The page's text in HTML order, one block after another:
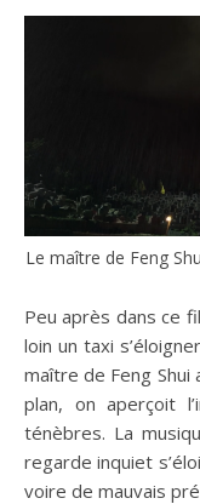
Le maître de Feng
Peu après dans ce
loin un taxi
maître de Feng Shui
plan, on aperçoit
ténèbres. La
regarde inquiet
voire de mauvais